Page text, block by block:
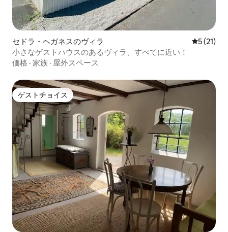
セドラ・ヘガネスのヴィラ レビュー
5 (21)
小さなゲストハウスのあるヴィラ、すべてに近い！
価格 · 家族 · 屋外スペース
ゲストチョイス
ゲストチョイス